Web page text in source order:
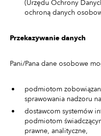
(Urzędu Ochrony
ochroną danych
Przekazywanie danych
Pani/Pana dane osobowe
podmiotom
sprawowania nadzoru
dostawcom systemów
podmiotom
prawne, analityczne,